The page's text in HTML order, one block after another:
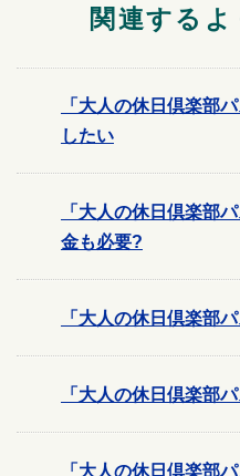
関連する
「大人の休日倶楽部
したい
「大人の休日倶楽部
金も必要?
「大人の休日倶楽部
「大人の休日倶楽部
「大人の休日倶楽部